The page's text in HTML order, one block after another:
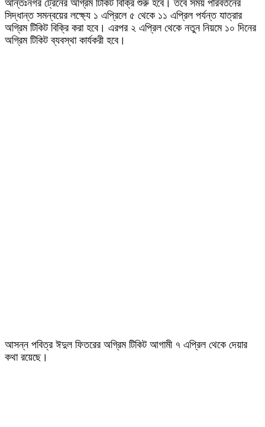
আন্তঃনগর ট্রেনের অগ্রিম টিকিট বিক্রি শুরু হবে। তবে সময় পরিবর্তনের
সিদ্ধান্ত সমন্বয়ের লক্ষ্যে ১ এপ্রিলে ৫ থেকে ১১ এপ্রিল পর্যন্ত যাত্রার
অগ্রিম টিকিট বিক্রি করা হবে। এরপর ২ এপ্রিল থেকে নতুন নিয়মে ১০ দিনের
অগ্রিম টিকিট ব্যবস্থা কার্যকরী হবে।
আসন্ন পবিত্র ঈদুল ফিতরের অগ্রিম টিকিট আগামী ৭ এপ্রিল থেকে দেয়ার
কথা রয়েছে।